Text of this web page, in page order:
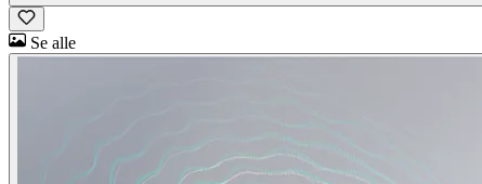
Se alle